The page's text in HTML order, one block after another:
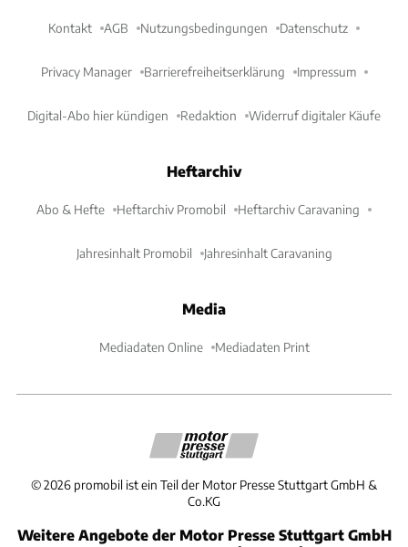
Kontakt AGB Nutzungsbedingungen Datenschutz
Privacy Manager Barrierefreiheitserklärung Impressum
Digital-Abo hier kündigen Redaktion Widerruf digitaler Käufe
Heftarchiv
Abo & Hefte Heftarchiv Promobil Heftarchiv Caravaning
Jahresinhalt Promobil Jahresinhalt Caravaning
Media
Mediadaten Online Mediadaten Print
©2026 promobil ist ein Teil der Motor Presse Stuttgart GmbH &
Co.KG
Weitere Angebote der Motor Presse Stuttgart GmbH